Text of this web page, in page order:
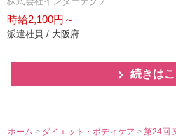
時給2,100円～
派遣社員 / 大阪府
続きは
ホーム > ダイエット・ボディケア>第24回